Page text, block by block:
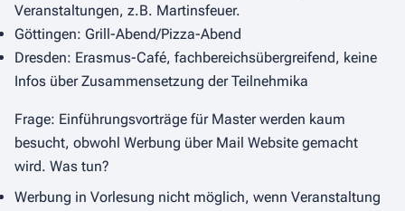
Veranstaltungen, z.B. Martinsfeuer.
Göttingen: Grill-Abend/Pizza-Abend
Dresden: Erasmus-Café, fachbereichsübergreifend, keine
Infos über Zusammensetzung der Teilnehmika
Frage: Einführungsvorträge für Master werden kaum
besucht, obwohl Werbung über Mail Website gemacht
wird. Was tun?
Werbung in Vorlesung nicht möglich, wenn Veranstaltung